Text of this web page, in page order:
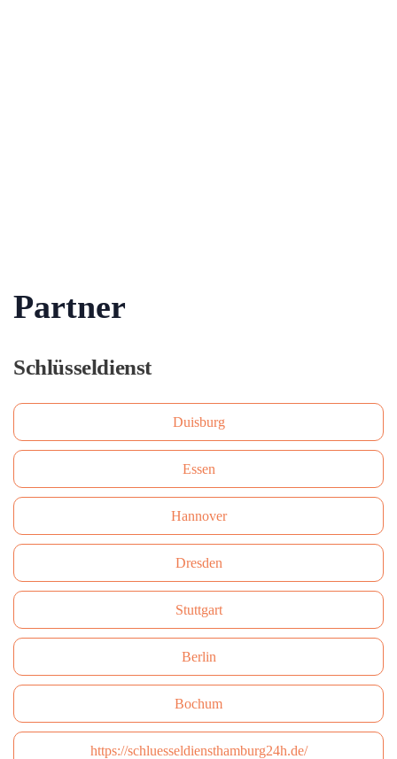
Partner
Schlüsseldienst
Duisburg
Essen
Hannover
Dresden
Stuttgart
Berlin
Bochum
https://schluesseldiensthamburg24h.de/